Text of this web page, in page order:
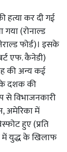
हत्या कर दी गई
(रोनाल्ड
फोर्ड)। इसके
एफ. कैनेडी)
की अन्य कई
के दशक की
से विभाजनकारी
अमेरिका में
हुए (प्रति
में युद्ध के खिलाफ